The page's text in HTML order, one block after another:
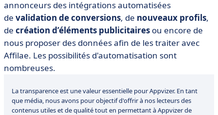
annonceurs des intégrations automatisées
de validation de conversions, de nouveaux profils,
de création d’éléments publicitaires ou encore de
nous proposer des données afin de les traiter avec
Affilae. Les possibilités d'automatisation sont
nombreuses.
La transparence est une valeur essentielle pour Appvizer. En tant
que média, nous avons pour objectif d'offrir à nos lecteurs des
contenus utiles et de qualité tout en permettant à Appvizer de